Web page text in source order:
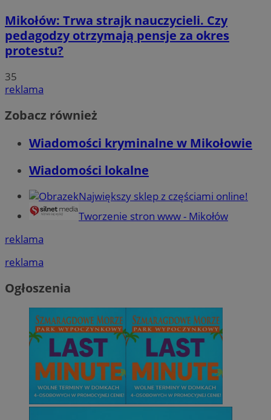
Mikołów: Trwa strajk nauczycieli. Czy
pedagodzy otrzymają pensje za okres
protestu?
35
reklama
Zobacz również
Wiadomości kryminalne w Mikołowie
Wiadomości lokalne
Największy sklep z częściami online!
Tworzenie stron www - Mikołów
reklama
reklama
Ogłoszenia